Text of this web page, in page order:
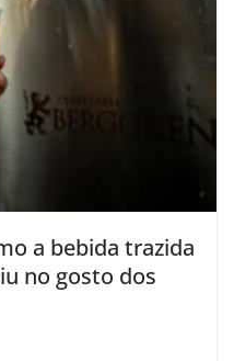
a bebida trazida
no gosto dos